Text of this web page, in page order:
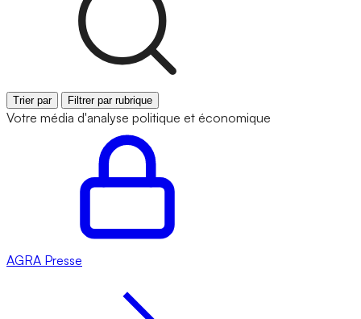
Trier par Filtrer par rubrique
Votre média d'analyse politique et économique
AGRA Presse